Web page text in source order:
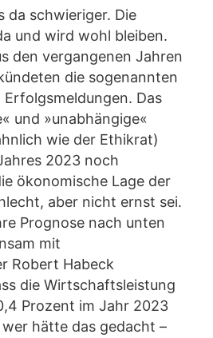
da schwieriger. Die
und wird wohl bleiben.
den vergangenen Jahren
die sogenannten
Das
und »unabhängige«
wie der Ethikrat)
2023 noch
ökonomische Lage der
aber nicht ernst sei.
Prognose nach unten
mit
Robert Habeck
die Wirtschaftsleistung
Prozent im Jahr 2023
hätte das gedacht –